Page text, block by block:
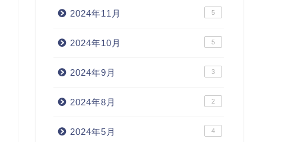
2024年11月 5
2024年10月 5
2024年9月 3
2024年8月 2
2024年5月 4